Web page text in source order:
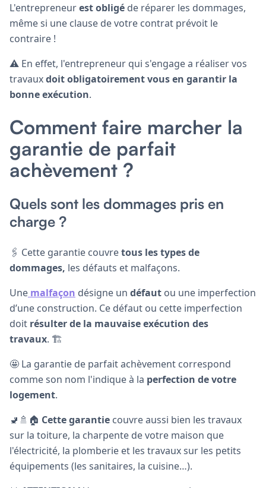
L'entrepreneurest obligé de réparer les dommages,
même si une clause de votre contrat prévoit le
contraire !
⚠️ En effet, l'entrepreneur qui s'engage a réaliser vos
travauxdoit obligatoirement vous en garantir la
bonne exécution.
Comment faire marcher la
garantie de parfait
achèvement ?
Quels sont les dommages pris en
charge ?
🖇 Cette garantie couvretous les types de
dommages, les défauts et malfaçons.
Une malfaçon désigne un défaut ou une imperfection
d’une construction. Ce défaut ou cette imperfection
doit résulter de la mauvaise exécution des
travaux. 🏗️
🤩 La garantie de parfait achèvement correspond
comme son nom l'indique à la perfection de votre
logement.
🚽🚿🏠 Cette garantie couvre aussi bien les travaux
sur la toiture, la charpente de votre maison que
l'électricité, la plomberie et les travaux sur les petits
équipements (les sanitaires, la cuisine…).